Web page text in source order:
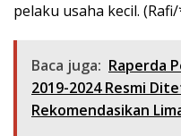
pelaku usaha kecil.
Baca juga: Raperda
2019-2024 Resmi
Rekomendasikan